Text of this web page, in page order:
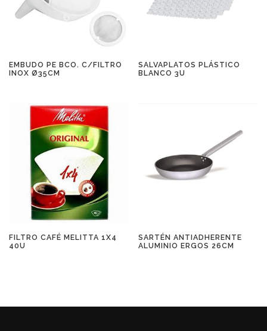
EMBUDO PE BCO. C/FILTRO
INOX Ø35CM
SALVAPLATOS PLÁSTICO
BLANCO 3U
FILTRO CAFÉ MELITTA 1X4
40U
SARTÉN ANTIADHERENTE
ALUMINIO ERGOS 26CM